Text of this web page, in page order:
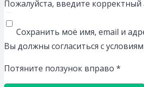
Пожалуйста, введите корректный
Сохранить моё имя, email и
Вы должны согласиться с
Потяните ползунок вправо *